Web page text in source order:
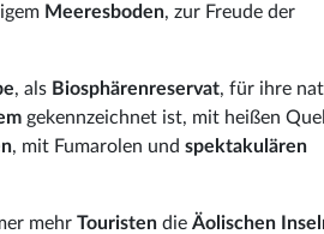
Meeresboden, zur Freude der
, als Biosphärenreservat, für ihre
gekennzeichnet ist, mit heißen
, mit Fumarolen und spektakulären
mehr Touristen die Äolischen